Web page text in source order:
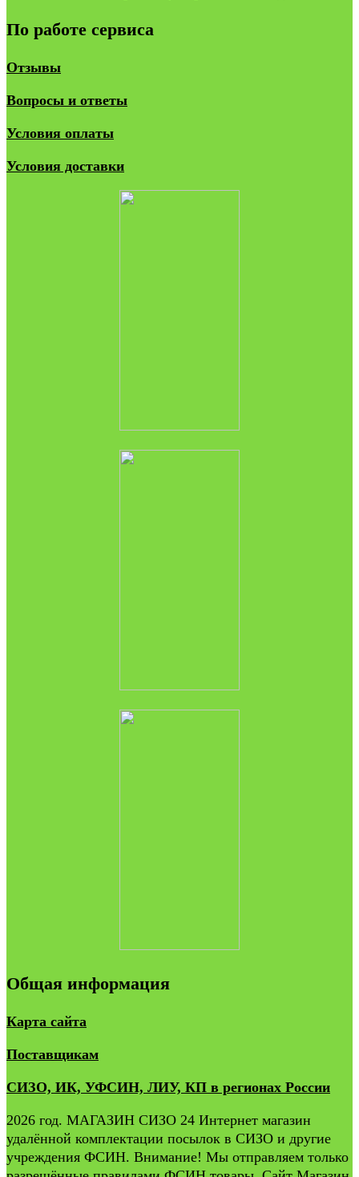
По работе сервиса
Отзывы
Вопросы и ответы
Условия оплаты
Условия доставки
Общая информация
Карта сайта
Поставщикам
СИЗО, ИК, УФСИН, ЛИУ, КП в регионах России
2026 год. МАГАЗИН СИЗО 24 Интернет магазин
удалённой комплектации посылок в СИЗО и другие
учреждения ФСИН. Внимание! Мы отправляем только